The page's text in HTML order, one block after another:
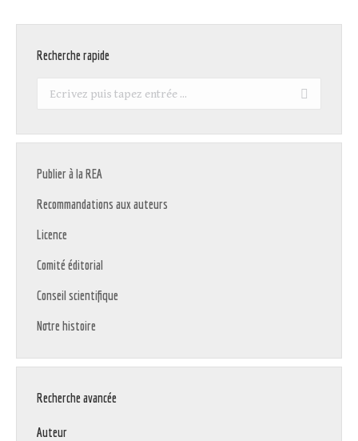
Recherche rapide
Recherche
Publier à la REA
Recommandations aux auteurs
Licence
Comité éditorial
Conseil scientifique
Notre histoire
Recherche avancée
Auteur